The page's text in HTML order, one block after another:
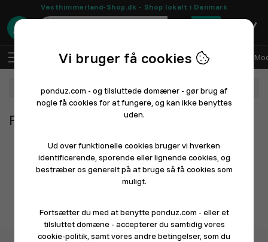
Vesthimmerland-Shop.dk - Shop lokalt i Danmark
0
Log ind Sælg med Ponduz Alle afdelinger
Afdeling
Fra alle afdelinger
Vi bruger få cookies
ponduz.com - og tilsluttede domæner - gør brug af
nogle få cookies for at fungere, og kan ikke benyttes
uden.
Ud over funktionelle cookies bruger vi hverken
identificerende, sporende eller lignende cookies, og
bestræber os generelt på at bruge så få cookies som
muligt.
Fortsætter du med at benytte ponduz.com - eller et
tilsluttet domæne - accepterer du samtidig vores
cookie-politik, samt vores andre betingelser, som du